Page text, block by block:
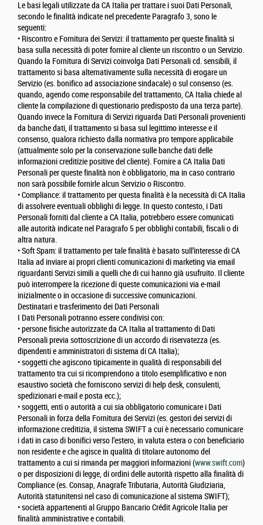
Le basi legali utilizzate da CA Italia per trattare i suoi Dati Personali,
secondo le finalità indicate nel precedente Paragrafo 3, sono le
seguenti:
• Riscontro e Fornitura dei Servizi: il trattamento per queste finalità si
basa sulla necessità di poter fornire al cliente un riscontro o un Servizio.
Quando la Fornitura di Servizi coinvolga Dati Personali cd. sensibili, il
trattamento si basa alternativamente sulla necessità di erogare un
Servizio (es. bonifico ad associazione sindacale) o sul consenso (es.
quando, agendo come responsabile del trattamento, CA Italia chiede al
cliente la compilazione di questionario predisposto da una terza parte).
Quando invece la Fornitura di Servizi riguarda Dati Personali provenienti
da banche dati, il trattamento si basa sul legittimo interesse e il
consenso, qualora richiesto dalla normativa pro tempore applicabile
(attualmente solo per la conservazione sulle banche dati delle
informazioni creditizie positive del cliente). Fornire a CA Italia Dati
Personali per queste finalità non è obbligatorio, ma in caso contrario
non sarà possibile fornirle alcun Servizio o Riscontro.
• Compliance: il trattamento per questa finalità è la necessità di CA Italia
di assolvere eventuali obblighi di legge. In questo contesto, i Dati
Personali forniti dal cliente a CA Italia, potrebbero essere comunicati
alle autorità indicate nel Paragrafo 5 per obblighi contabili, fiscali o di
altra natura.
• Soft Spam: il trattamento per tale finalità è basato sull’interesse di CA
Italia ad inviare ai propri clienti comunicazioni di marketing via email
riguardanti Servizi simili a quelli che di cui hanno già usufruito. Il cliente
può interrompere la ricezione di queste comunicazioni via e-mail
inizialmente o in occasione di successive comunicazioni.
Destinatari e trasferimento dei Dati Personali
I Dati Personali potranno essere condivisi con:
• persone fisiche autorizzate da CA Italia al trattamento di Dati
Personali previa sottoscrizione di un accordo di riservatezza (es.
dipendenti e amministratori di sistema di CA Italia);
• soggetti che agiscono tipicamente in qualità di responsabili del
trattamento tra cui si ricomprendono a titolo esemplificativo e non
esaustivo società che forniscono servizi di help desk, consulenti,
spedizionari e-mail e posta ecc.);
• soggetti, enti o autorità a cui sia obbligatorio comunicare i Dati
Personali in forza della Fornitura dei Servizi (es. gestori dei servizi di
informazione creditizia, il sistema SWIFT a cui è necessario comunicare
i dati in caso di bonifici verso l’estero, in valuta estera o con beneficiario
non residente e che agisce in qualità di titolare autonomo del
trattamento a cui si rimanda per maggiori informazioni (www.swift.com)
o per disposizioni di legge, di ordini delle autorità rispetto alla finalità di
Compliance (es. Consap, Anagrafe Tributaria, Autorità Giudiziaria,
Autorità statunitensi nel caso di comunicazione al sistema SWIFT);
• società appartenenti al Gruppo Bancario Crédit Agricole Italia per
finalità amministrative e contabili.